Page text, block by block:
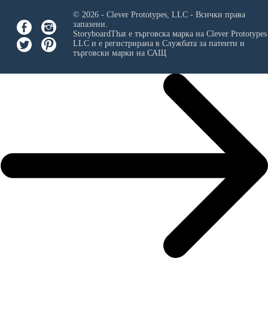
© 2026 - Clever Prototypes, LLC - Всички права
запазени.
StoryboardThat е търговска марка на Clever
LLCи е регистрирана в Службата за патенти и
търговски марки на САЩ